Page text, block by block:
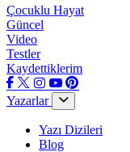
Çocuklu Hayat
Güncel
Video
Testler
Kaydettiklerim
Yazarlar
Yazı Dizileri
Blog